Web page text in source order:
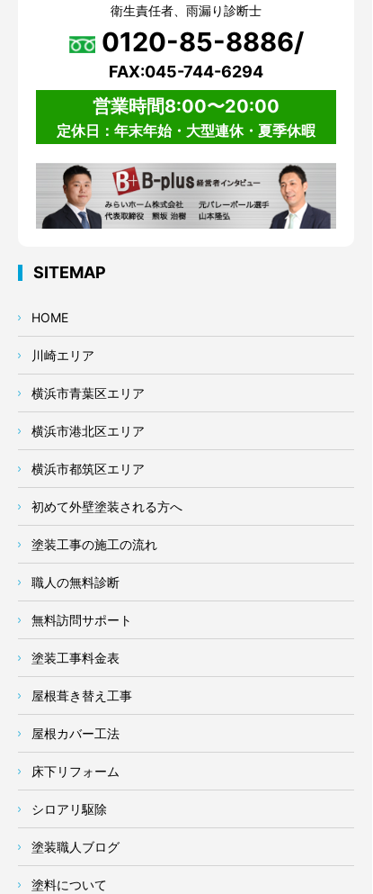
衛生責任者、雨漏り診断士
0120-85-8886/
FAX:045-744-6294
営業時間8:00〜20:00
定休日：年末年始・大型連休・夏季休暇
SITEMAP
HOME
川崎エリア
横浜市青葉区エリア
横浜市港北区エリア
横浜市都筑区エリア
初めて外壁塗装される方へ
塗装工事の施工の流れ
職人の無料診断
無料訪問サポート
塗装工事料金表
屋根葺き替え工事
屋根カバー工法
床下リフォーム
シロアリ駆除
塗装職人ブログ
塗料について